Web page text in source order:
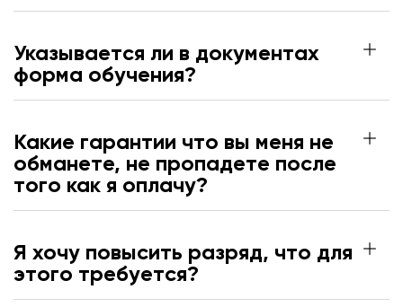
Указывается ли в документах
форма обучения?
Какие гарантии что вы меня не
обманете, не пропадете после
того как я оплачу?
Я хочу повысить разряд, что для
этого требуется?